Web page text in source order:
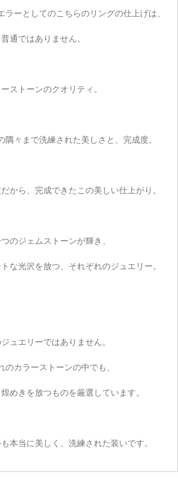
ラーとしてのこちらのリングの仕上げは、
普通ではありません。
ストーンのクオリティ。
隅々まで洗練された美しさと、完成度。
から、完成できたこの美しい仕上がり。
のジェムストーンが輝き、
な光沢を放つ、それぞれのジュエリー。
ュエリーではありません。
のカラーストーンの中でも、
めきを放つものを厳選しています。
本当に美しく、洗練された装いです。